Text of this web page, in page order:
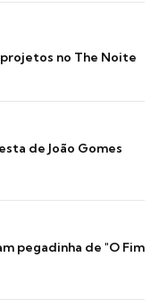
no The Noite
de João Gomes
pegadinha de "O Fim